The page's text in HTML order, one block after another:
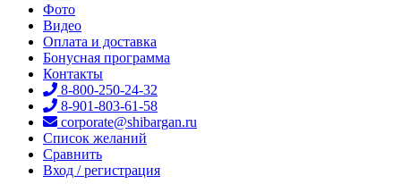
Фото
Видео
Оплата и доставка
Бонусная программа
Контакты
8-800-250-24-32
8-901-803-61-58
corporate@shibargan.ru
Список желаний
Сравнить
Вход / регистрация